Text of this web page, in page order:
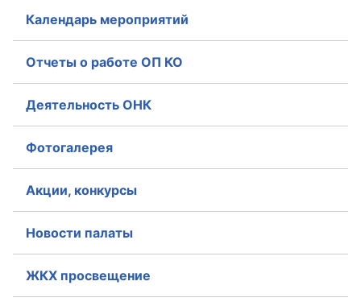
Календарь мероприятий
Отчеты о работе ОП КО
Деятельность ОНК
Фотогалерея
Акции, конкурсы
Новости палаты
ЖКХ просвещение